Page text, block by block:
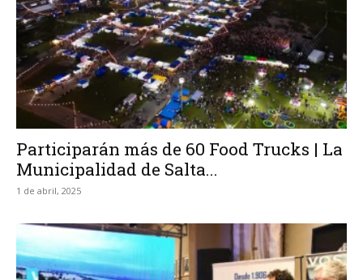
Participarán más de 60 Food Trucks | La
Municipalidad de Salta...
1 de abril, 2025